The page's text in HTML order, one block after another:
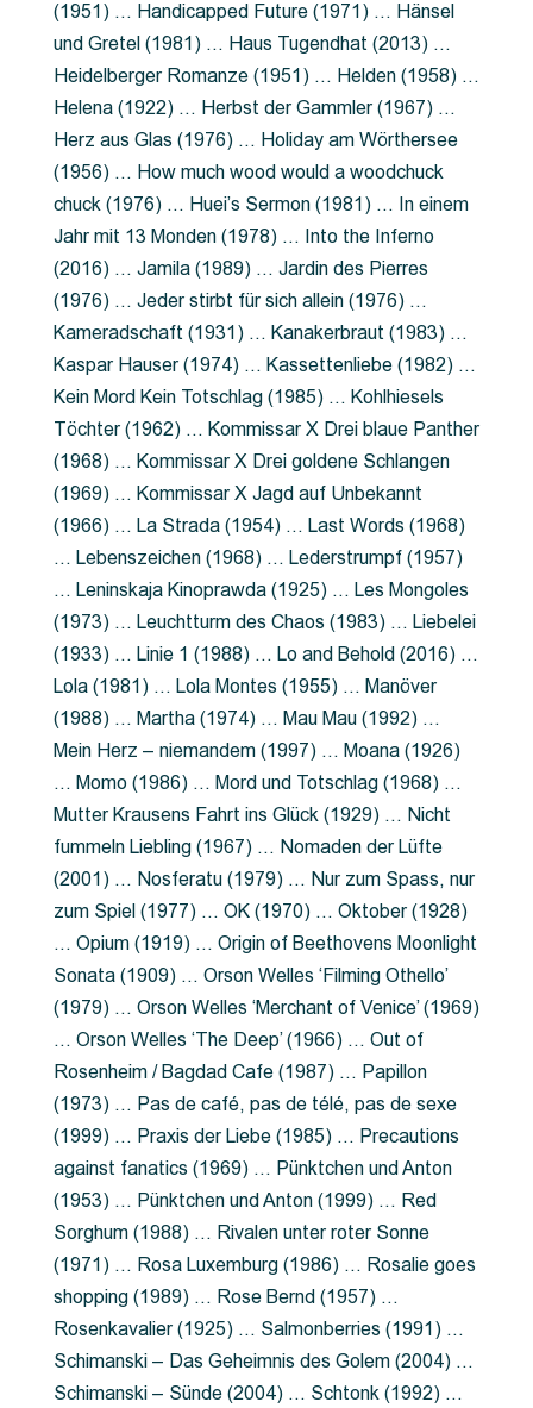
(1951) … Handicapped Future (1971) … Hänsel
und Gretel (1981) … Haus Tugendhat (2013) …
Heidelberger Romanze (1951) … Helden (1958) …
Helena (1922) … Herbst der Gammler (1967) …
Herz aus Glas (1976) … Holiday am Wörthersee
(1956) … How much wood would a woodchuck
chuck (1976) … Huei’s Sermon (1981) … In einem
Jahr mit 13 Monden (1978) … Into the Inferno
(2016) … Jamila (1989) … Jardin des Pierres
(1976) … Jeder stirbt für sich allein (1976) …
Kameradschaft (1931) … Kanakerbraut (1983) …
Kaspar Hauser (1974) … Kassettenliebe (1982) …
Kein Mord Kein Totschlag (1985) … Kohlhiesels
Töchter (1962) … Kommissar X Drei blaue Panther
(1968) … Kommissar X Drei goldene Schlangen
(1969) … Kommissar X Jagd auf Unbekannt
(1966) … La Strada (1954) … Last Words (1968)
… Lebenszeichen (1968) … Lederstrumpf (1957)
… Leninskaja Kinoprawda (1925) … Les Mongoles
(1973) … Leuchtturm des Chaos (1983) … Liebelei
(1933) … Linie 1 (1988) … Lo and Behold (2016) …
Lola (1981) … Lola Montes (1955) … Manöver
(1988) … Martha (1974) … Mau Mau (1992) …
Mein Herz – niemandem (1997) … Moana (1926)
… Momo (1986) … Mord und Totschlag (1968) …
Mutter Krausens Fahrt ins Glück (1929) … Nicht
fummeln Liebling (1967) … Nomaden der Lüfte
(2001) … Nosferatu (1979) … Nur zum Spass, nur
zum Spiel (1977) … OK (1970) … Oktober (1928)
… Opium (1919) … Origin of Beethovens Moonlight
Sonata (1909) … Orson Welles ‘Filming Othello’
(1979) … Orson Welles ‘Merchant of Venice’ (1969)
… Orson Welles ‘The Deep’ (1966) … Out of
Rosenheim / Bagdad Cafe (1987) … Papillon
(1973) … Pas de café, pas de télé, pas de sexe
(1999) … Praxis der Liebe (1985) … Precautions
against fanatics (1969) … Pünktchen und Anton
(1953) … Pünktchen und Anton (1999) … Red
Sorghum (1988) … Rivalen unter roter Sonne
(1971) … Rosa Luxemburg (1986) … Rosalie goes
shopping (1989) … Rose Bernd (1957) …
Rosenkavalier (1925) … Salmonberries (1991) …
Schimanski – Das Geheimnis des Golem (2004) …
Schimanski – Sünde (2004) … Schtonk (1992) …